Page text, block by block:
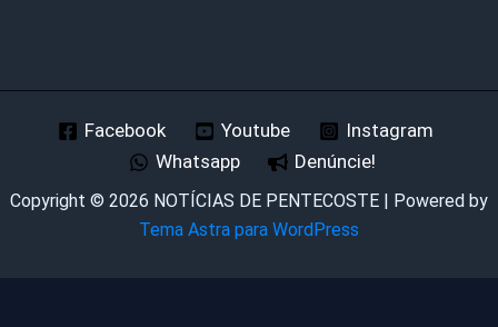
Facebook Youtube
Instagram
Whatsapp
Denúncie!
Copyright © 2026 NOTÍCIAS DE PENTECOSTE | Powered by
Tema Astra para WordPress